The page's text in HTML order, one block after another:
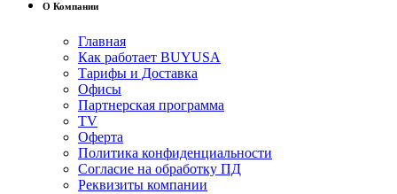
О Компании
Главная
Как работает BUYUSA
Тарифы и Доставка
Офисы
Партнерская программа
TV
Оферта
Политика конфиденциальности
Согласие на обработку ПД
Реквизиты компании